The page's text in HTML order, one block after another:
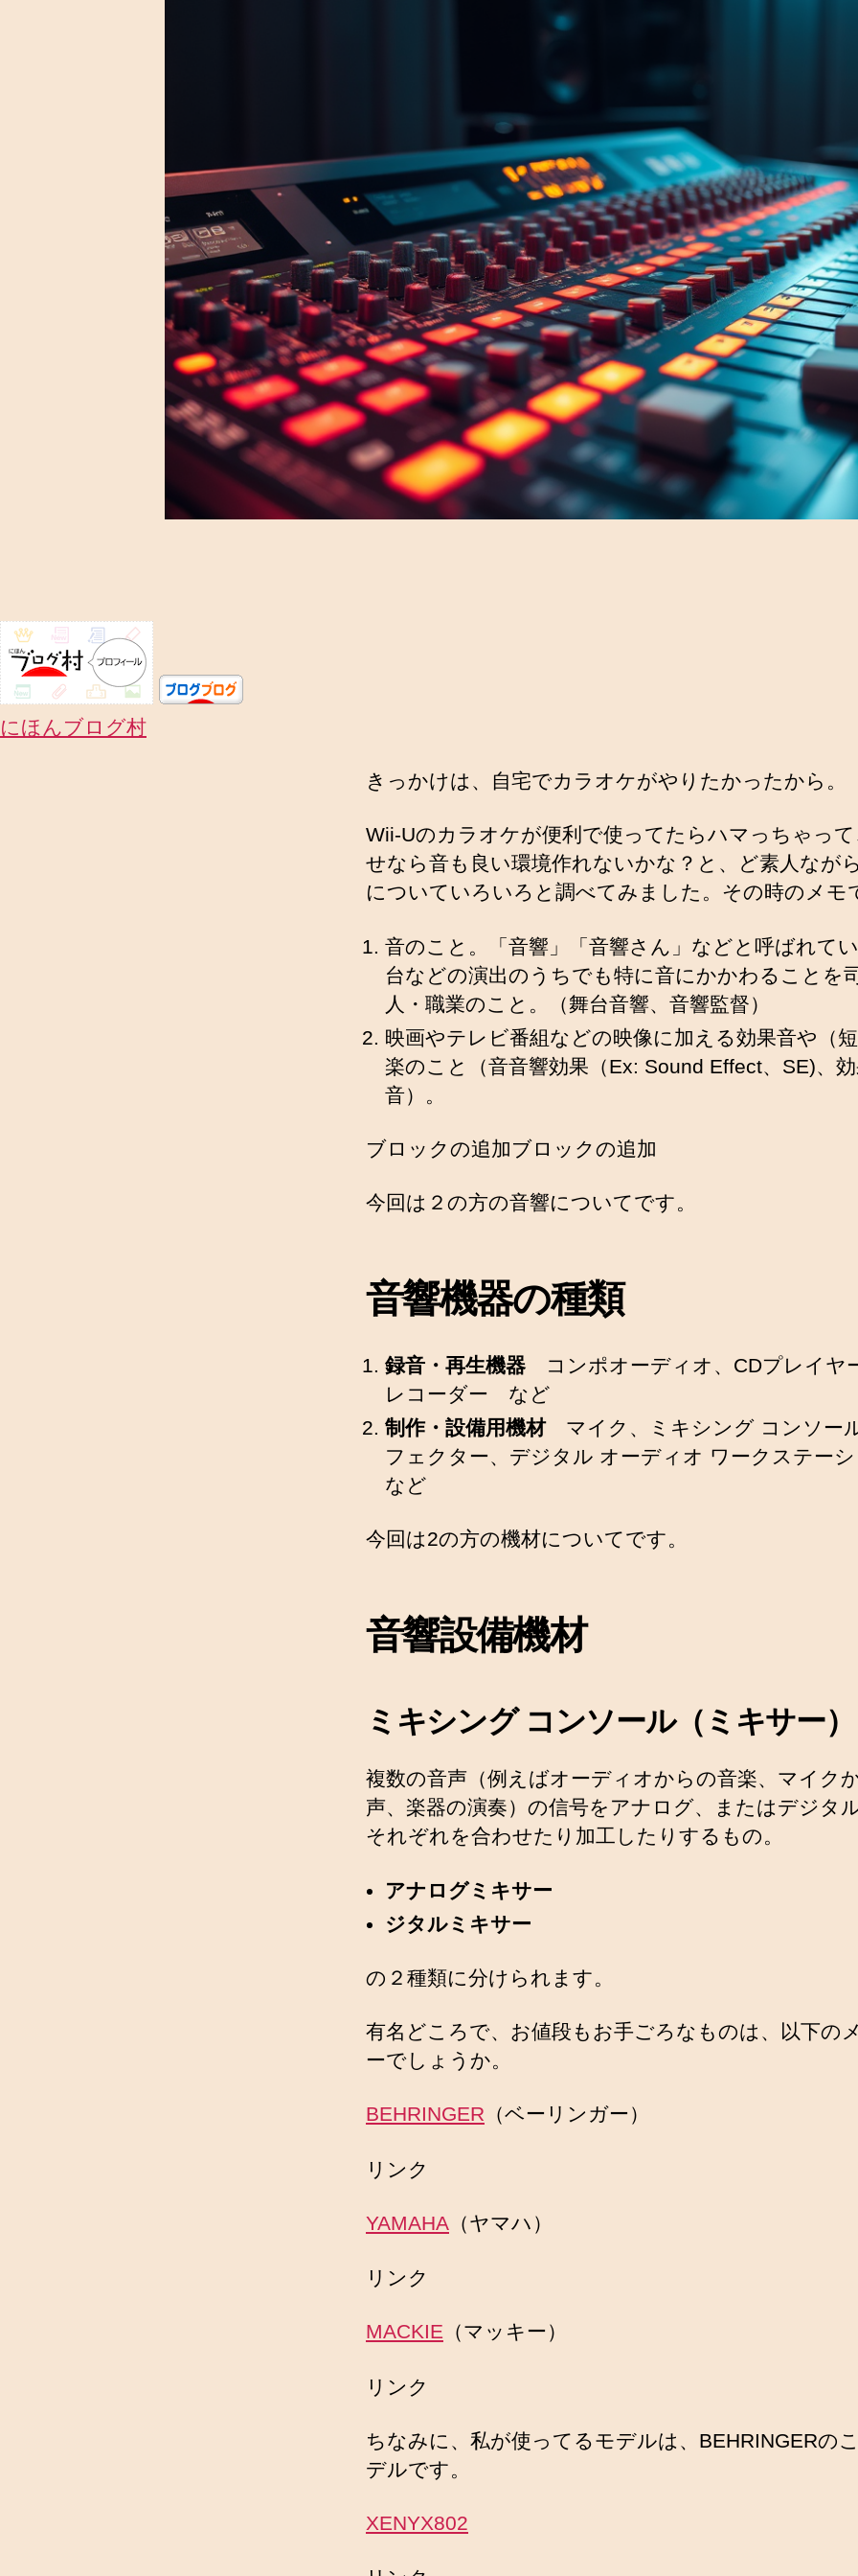
す
へ
にほんブログ村
きっかけは、自宅でカラオケがやりたかったから。
Wii-Uのカラオケが便利で使ってたらハマっちゃっ
せなら音も良い環境作れないかな？と、ど素人なが
についていろいろと調べてみました。その時のメモ
音のこと。「音響」「音響さん」などと呼ばれて
台などの演出のうちでも特に音にかかわることを
人・職業のこと。（舞台音響、音響監督）
映画やテレビ番組などの映像に加える効果音や（
楽のこと（音音響効果（Ex: Sound Effect、SE)、
音）。
ブロックの追加ブロックの追加
今回は２の方の音響についてです。
音響機器の種類
録音・再生機器 コンポオーディオ、CDプレイヤ
レコーダー など
制作・設備用機材マイク、ミキシング コンソー
フェクター、デジタル オーディオ ワークステー
など
今回は2の方の機材についてです。
音響設備機材
ミキシング コンソール（ミキサー）
複数の音声（例えばオーディオからの音楽、マイク
声、楽器の演奏）の信号をアナログ、またはデジタ
それぞれを合わせたり加工したりするもの。
アナログミキサー
ジタルミキサー
の２種類に分けられます。
有名どころで、お値段もお手ごろなものは、以下の
ーでしょうか。
BEHRINGER （ベーリンガー）
リンク
YAMAHA （ヤマハ）
リンク
MACKIE （マッキー）
リンク
ちなみに、私が使ってるモデルは、BEHRINGERの
デルです。
XENYX802